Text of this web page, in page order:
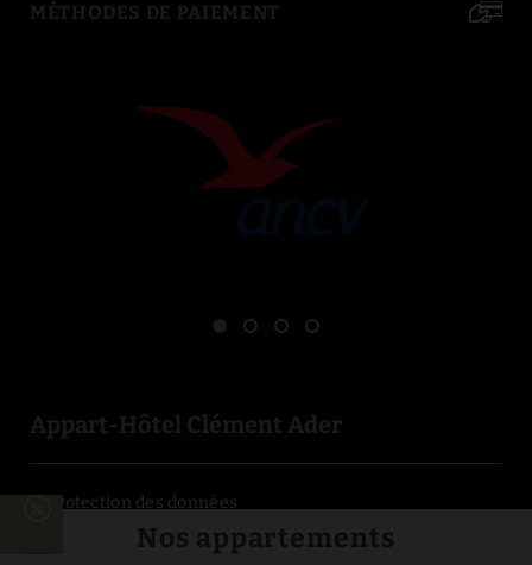
Nos appartements
MÉTHODES DE PAIEMENT
Appart-Hôtel Clément Ader
Protection des données